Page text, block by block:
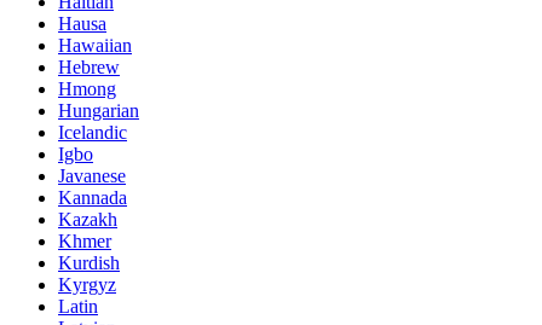
Hausa
Hawaiian
Hebrew
Hmong
Hungarian
Icelandic
Igbo
Javanese
Kannada
Kazakh
Khmer
Kurdish
Kyrgyz
Latin